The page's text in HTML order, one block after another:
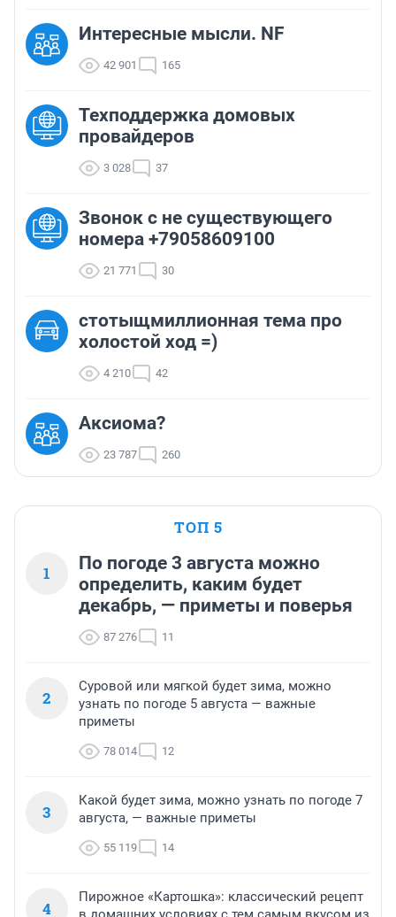
Интересные мысли. NF
42 901 165
Техподдержка домовых
провайдеров
3 028 37
Звонок с не существующего
номера +79058609100
21 771 30
стотыщмиллионная тема про
холостой ход =)
4 210 42
Аксиома?
23 787 260
ТОП 5
1
По погоде 3 августа можно
определить, каким будет
декабрь, — приметы и поверья
87 276 11
2
Суровой или мягкой будет зима, можно
узнать по погоде 5 августа — важные
приметы
78 014 12
3
Какой будет зима, можно узнать по погоде 7
августа, — важные приметы
55 119 14
4
Пирожное «Картошка»: классический рецепт